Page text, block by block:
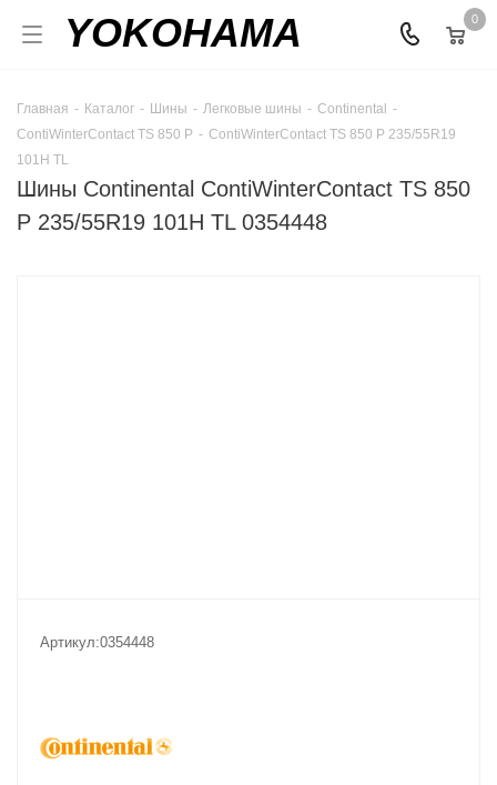
YOKOHAMA 0
Главная - Каталог - Шины - Легковые шины - Continental -
ContiWinterContact TS 850 P - ContiWinterContact TS 850 P 235/55R19
101H TL
Шины Continental ContiWinterContact TS 850
P 235/55R19 101H TL 0354448
Артикул:0354448